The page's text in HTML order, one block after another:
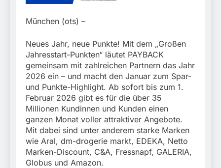
Eingriffs in den
Bahnverkehr
München (ots) –
Neues Jahr, neue Punkte! Mit dem „Großen
Jahresstart-Punkten“ läutet PAYBACK
gemeinsam mit zahlreichen Partnern das Jahr
2026 ein – und macht den Januar zum Spar-
und Punkte-Highlight. Ab sofort bis zum 1.
Februar 2026 gibt es für die über 35
Millionen Kundinnen und Kunden einen
ganzen Monat voller attraktiver Angebote.
Mit dabei sind unter anderem starke Marken
wie Aral, dm-drogerie markt, EDEKA, Netto
Marken-Discount, C&A, Fressnapf, GALERIA,
Globus und Amazon.